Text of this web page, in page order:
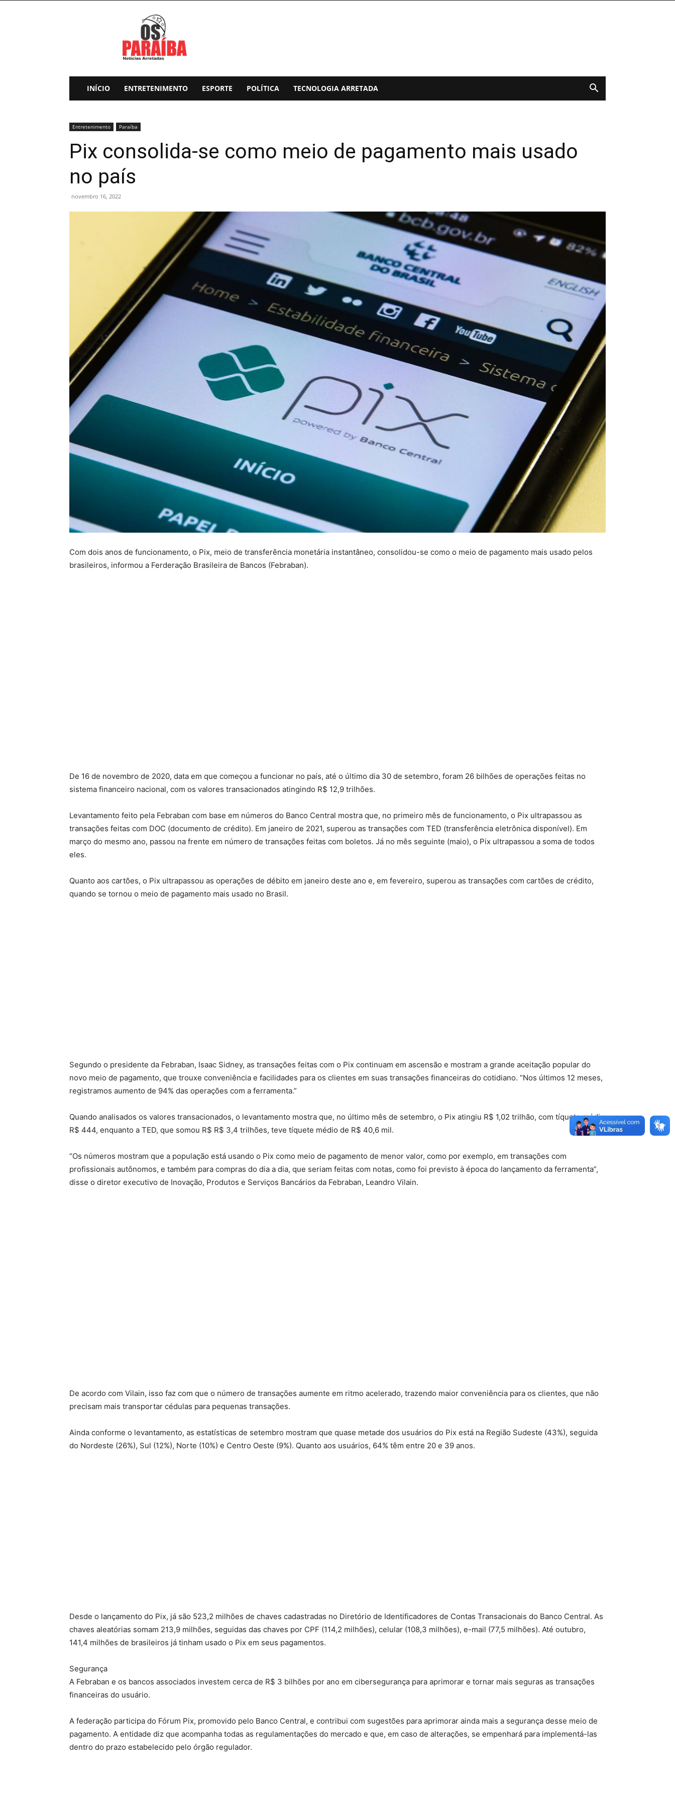
INÍCIO ENTRETENIMENTO ESPORTE POLÍTICA TECNOLOGIA ARRETADA
Entretenimento Paraíba
Pix consolida-se como meio de pagamento mais usado
no país
novembro 16, 2022
Com dois anos de funcionamento, o Pix, meio de transferência monetária instantâneo, consolidou-se como o meio de pagamento mais usado pelos
brasileiros, informou a Ferderação Brasileira de Bancos (Febraban).
De 16 de novembro de 2020, data em que começou a funcionar no país, até o último dia 30 de setembro, foram 26 bilhões de operações feitas no
sistema financeiro nacional, com os valores transacionados atingindo R$ 12,9 trilhões.
Levantamento feito pela Febraban com base em números do Banco Central mostra que, no primeiro mês de funcionamento, o Pix ultrapassou as
transações feitas com DOC (documento de crédito). Em janeiro de 2021, superou as transações com TED (transferência eletrônica disponível). Em
março do mesmo ano, passou na frente em número de transações feitas com boletos. Já no mês seguinte (maio), o Pix ultrapassou a soma de todos
eles.
Quanto aos cartões, o Pix ultrapassou as operações de débito em janeiro deste ano e, em fevereiro, superou as transações com cartões de crédito,
quando se tornou o meio de pagamento mais usado no Brasil.
Segundo o presidente da Febraban, Isaac Sidney, as transações feitas com o Pix continuam em ascensão e mostram a grande aceitação popular do
novo meio de pagamento, que trouxe conveniência e facilidades para os clientes em suas transações financeiras do cotidiano. “Nos últimos 12 meses,
registramos aumento de 94% das operações com a ferramenta.”
Quando analisados os valores transacionados, o levantamento mostra que, no último mês de setembro, o Pix atingiu R$ 1,02 trilhão, com tíquete médio
R$ 444, enquanto a TED, que somou R$ R$ 3,4 trilhões, teve tíquete médio de R$ 40,6 mil.
“Os números mostram que a população está usando o Pix como meio de pagamento de menor valor, como por exemplo, em transações com
profissionais autônomos, e também para compras do dia a dia, que seriam feitas com notas, como foi previsto à época do lançamento da ferramenta”,
disse o diretor executivo de Inovação, Produtos e Serviços Bancários da Febraban, Leandro Vilain.
De acordo com Vilain, isso faz com que o número de transações aumente em ritmo acelerado, trazendo maior conveniência para os clientes, que não
precisam mais transportar cédulas para pequenas transações.
Ainda conforme o levantamento, as estatísticas de setembro mostram que quase metade dos usuários do Pix está na Região Sudeste (43%), seguida
do Nordeste (26%), Sul (12%), Norte (10%) e Centro Oeste (9%). Quanto aos usuários, 64% têm entre 20 e 39 anos.
Desde o lançamento do Pix, já são 523,2 milhões de chaves cadastradas no Diretório de Identificadores de Contas Transacionais do Banco Central. As
chaves aleatórias somam 213,9 milhões, seguidas das chaves por CPF (114,2 milhões), celular (108,3 milhões), e-mail (77,5 milhões). Até outubro,
141,4 milhões de brasileiros já tinham usado o Pix em seus pagamentos.
Segurança
A Febraban e os bancos associados investem cerca de R$ 3 bilhões por ano em cibersegurança para aprimorar e tornar mais seguras as transações
financeiras do usuário.
A federação participa do Fórum Pix, promovido pelo Banco Central, e contribui com sugestões para aprimorar ainda mais a segurança desse meio de
pagamento. A entidade diz que acompanha todas as regulamentações do mercado e que, em caso de alterações, se empenhará para implementá-las
dentro do prazo estabelecido pelo órgão regulador.